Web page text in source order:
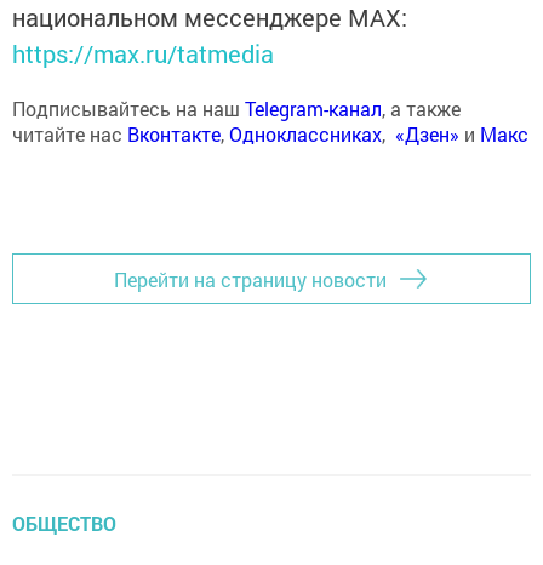
национальном мессенджере MАХ:
https://max.ru/tatmedia
Подписывайтесь на наш Telegram-канал, а также
читайте нас Вконтакте,Одноклассниках, «Дзен» и Макс
Перейти на страницу новости
ОБЩЕСТВО